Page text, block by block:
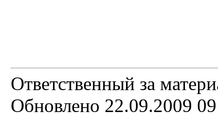
Ответственный за
Обновлено 22.09.2009